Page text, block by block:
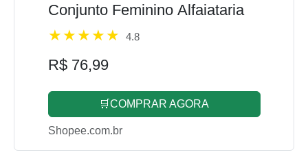
Conjunto Feminino Alfaiataria
4.8
R$ 76,99
🛒COMPRAR AGORA
Shopee.com.br